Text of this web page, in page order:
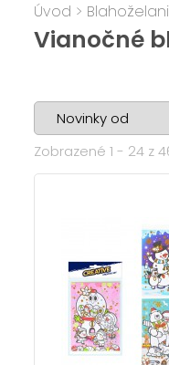
Úvod >
Vianočné
Zobrazené 1 - 24 z